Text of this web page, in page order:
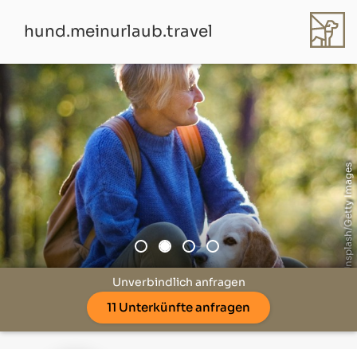
hund.meinurlaub.travel
© Unsplash/Getty Images
Unverbindlich anfragen
11 Unterkünfte anfragen